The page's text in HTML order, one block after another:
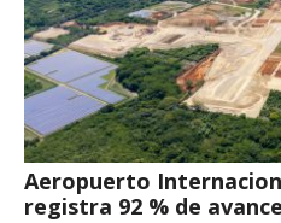
Aeropuerto
registra 92 % de